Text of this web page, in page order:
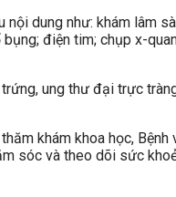
dung như: khám lâm
điện tim; chụp x-
ung thư đại trực
khám khoa học,
sóc và theo dõi sức